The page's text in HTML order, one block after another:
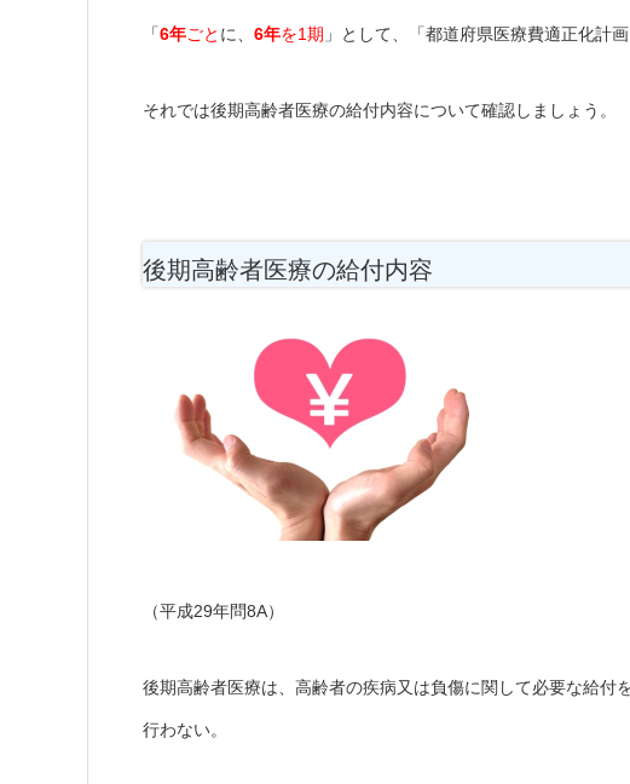
「6年ごと に、 6年を1期 」として、「都道府県医療費適正化計
それでは後期高齢者医療の給付内容について確認しましょう。
後期高齢者医療の給付内容
（平成29年問8A）
後期高齢者医療は、高齢者の疾病又は負傷に関して必要な給付
行わない。